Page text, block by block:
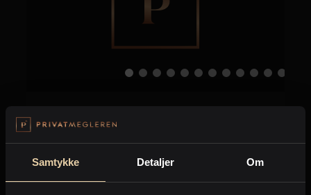
Samtykke Detaljer Om
Nordre Frogn
Kjøyaveien 9
Enebolig